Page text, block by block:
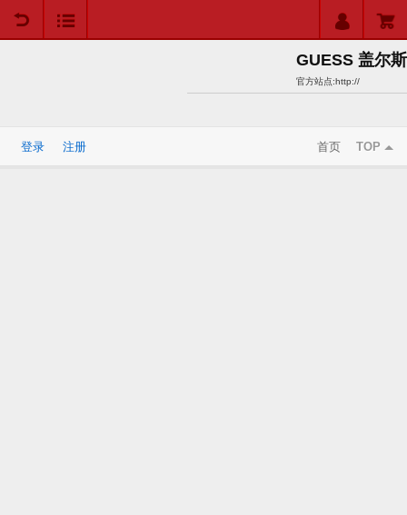
GUESS 盖尔斯
官方站点:http://
登录 注册 首页 TOP